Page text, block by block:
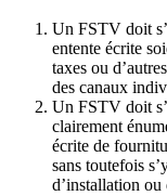
Un FSTV doit
entente écrite
taxes ou
des canaux
Un FSTV doit
clairement
écrite de
sans toutefois
d’installation ou